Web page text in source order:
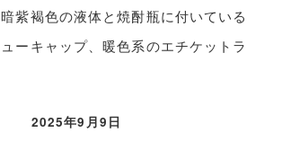
紫褐色の液体と焼酎瓶に付いている
ーキャップ、暖色系のエチケットラ
2025年9月9日